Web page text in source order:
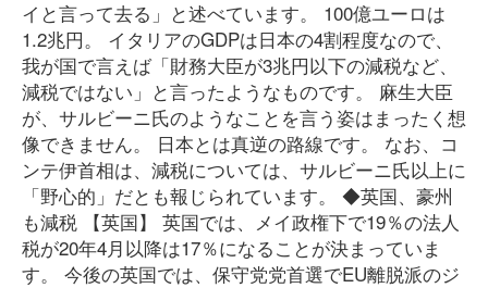
イと言って去る」と述べています。 100億ユーロは
1.2兆円。 イタリアのGDPは日本の4割程度なので、
我が国で言えば「財務大臣が3兆円以下の減税など、
減税ではない」と言ったようなものです。 麻生大臣
が、サルビーニ氏のようなことを言う姿はまったく想
像できません。 日本とは真逆の路線です。 なお、コ
ンテ伊首相は、減税については、サルビーニ氏以上に
「野心的」だとも報じられています。 ◆英国、豪州
も減税 【英国】 英国では、メイ政権下で19％の法人
税が20年4月以降は17％になることが決まっていま
す。 今後の英国では、保守党党首選でEU離脱派のジ